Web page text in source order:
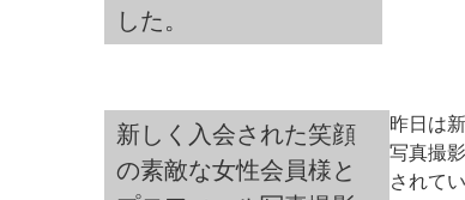
した。
新しく入会された笑顔
の素敵な女性会員様と
昨日は
写真撮
されて